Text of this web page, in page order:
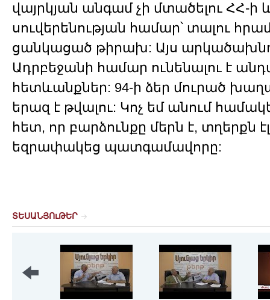
վայրկյան անգամ չի մտածելու ՀՀ-
սուվերենության համար՝ տալու
ցանկացած թիրախ: Այս
Ադրբեջանի համար ունենալու է
հետևանքներ: 94-ի ձեր մուրած
երազ է թվալու: Կոչ եմ անում
հետ, որ բարձունքը մերն է, տղերքն էլ
եզրափակեց պատգամավորը:
ՏԵՍԱՆՅՈւԹԵՐ